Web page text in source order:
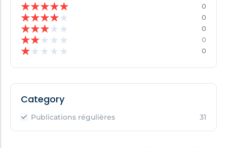
★★★★★ 0
★★★★★ 0
★★★★ ★ 0
★★★ ★ ★ 0
★★ ★ ★ ★ 0
Category
Publications régulières 31